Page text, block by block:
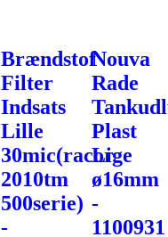
Brændstof
Filter
Indsats
Lille
30mic(racor
2010tm
500serie)
-
Nouva
Rade
Plast
Lige
ø16mm
-
1100931